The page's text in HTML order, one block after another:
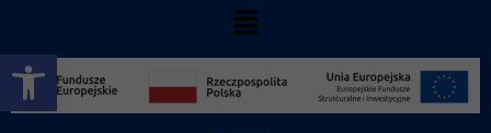
Otwórz pasek narzędzi